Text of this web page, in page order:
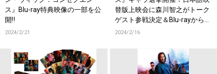
ス』Blu-ray特典映像の一部を公
開‼
2024/2/21
替版上映会に森川智之がトーク
ゲスト参戦決定＆Blu-rayから特
典映像の一部を公開！
2024/2/16